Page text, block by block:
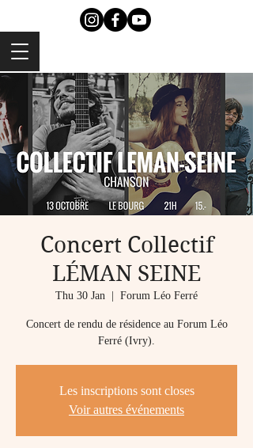
Concert Collectif
LÉMAN SEINE
Thu 30 Jan Forum Léo Ferré
Concert de rendu de résidence au Forum Léo
Ferré (Ivry).
Les inscriptions sont closes
Voir autres événements